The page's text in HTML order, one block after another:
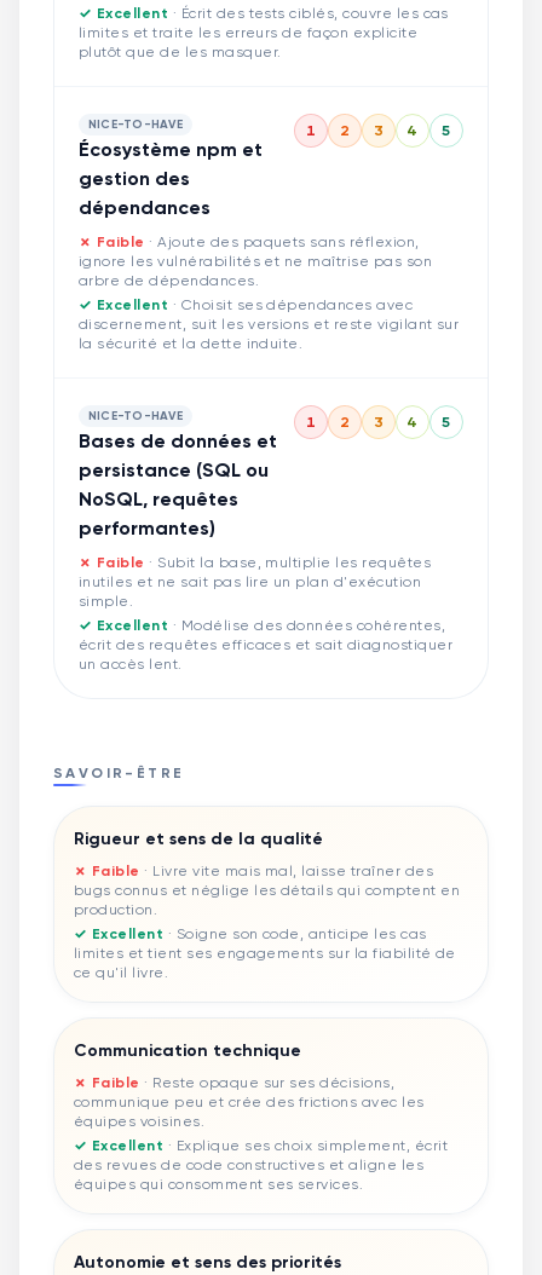
✓ Excellent · Écrit des tests ciblés, couvre les cas
limites et traite les erreurs de façon explicite
plutôt que de les masquer.
NICE-TO-HAVE
Écosystème npm et
gestion des
dépendances
1 2 3 4 5
✗ Faible ·Ajoute des paquets sans réflexion,
ignore les vulnérabilités et ne maîtrise pas son
arbre de dépendances.
✓ Excellent · Choisit ses dépendances avec
discernement, suit les versions et reste vigilant sur
la sécurité et la dette induite.
NICE-TO-HAVE
Bases de données et
persistance (SQL ou
NoSQL, requêtes
performantes)
1 2 3 4 5
✗ Faible · Subit la base, multiplie les requêtes
inutiles et ne sait pas lire un plan d'exécution
simple.
✓ Excellent · Modélise des données cohérentes,
écrit des requêtes efficaces et sait diagnostiquer
un accès lent.
SAVOIR-ÊTRE
Rigueur et sens de la qualité
✗ Faible · Livre vite mais mal, laisse traîner des
bugs connus et néglige les détails qui comptent en
production.
✓ Excellent · Soigne son code, anticipe les cas
limites et tient ses engagements sur la fiabilité de
ce qu'il livre.
Communication technique
✗ Faible · Reste opaque sur ses décisions,
communique peu et crée des frictions avec les
équipes voisines.
✓ Excellent · Explique ses choix simplement, écrit
des revues de code constructives et aligne les
équipes qui consomment ses services.
Autonomie et sens des priorités